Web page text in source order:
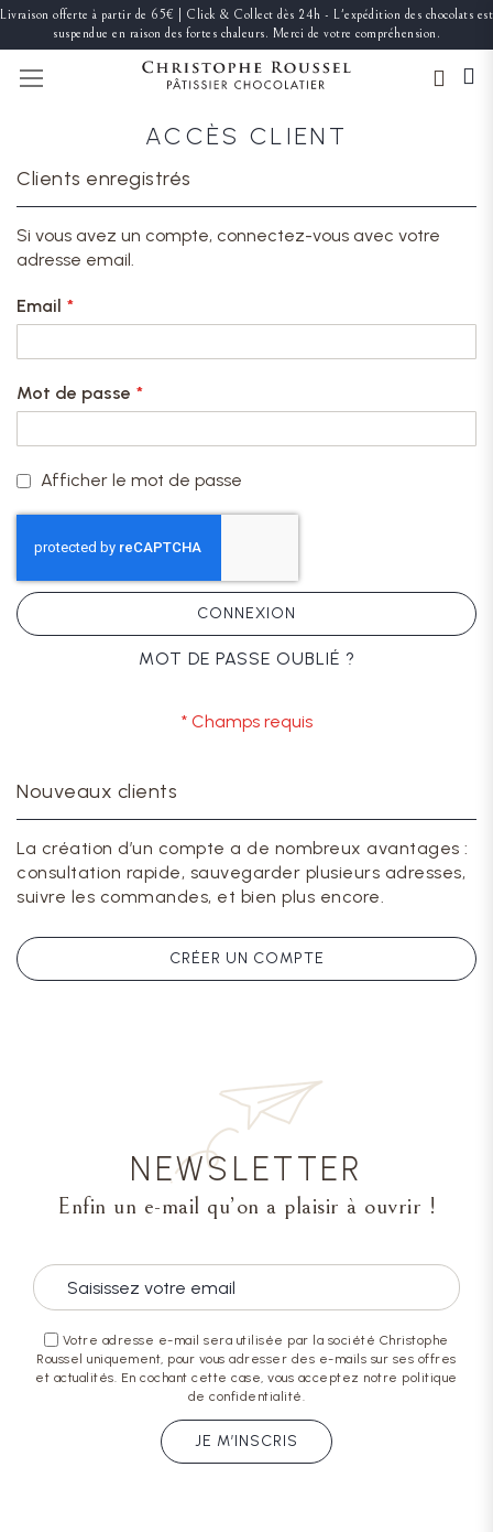
Livraison offerte à partir de 65€ | Click & Collect dès 24h - L'expédition des chocolats est
suspendue en raison des fortes chaleurs. Merci de votre compréhension.
ACCÈS CLIENT
Clients enregistrés
Si vous avez un compte, connectez-vous avec votre
adresse email.
Email
Mot de passe
Afficher le mot de passe
CONNEXION
MOT DE PASSE OUBLIÉ ?
Nouveaux clients
La création d’un compte a de nombreux avantages :
consultation rapide, sauvegarder plusieurs adresses,
suivre les commandes, et bien plus encore.
CRÉER UN COMPTE
NEWSLETTER
Enfin un e-mail qu’on a plaisir à ouvrir !
Votre adresse e-mail sera utilisée par la société Christophe
Roussel uniquement, pour vous adresser des e-mails sur ses offres
et actualités. En cochant cette case, vous acceptez notre politique
de confidentialité.
JE M’INSCRIS